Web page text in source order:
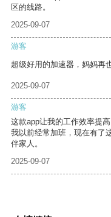
区的线路。
2025-09-07
游客
超级好用的加速器，妈妈再
2025-09-07
游客
这款app让我的工作效率提
我以前经常加班，现在有了
伴家人。
2025-09-07